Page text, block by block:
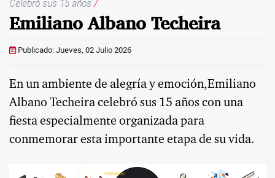
Celebró sus 15 años /
Emiliano Albano Techeira
Publicado: Jueves, 02 Julio 2026
En un ambiente de alegría y emoción,Emiliano
Albano Techeira celebró sus 15 años con una
fiesta especialmente organizada para
conmemorar esta importante etapa de su vida.